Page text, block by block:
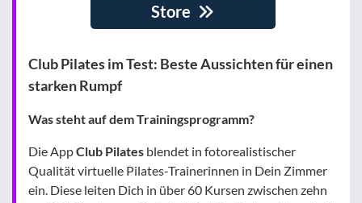
Store
Club Pilates im Test: Beste Aussichten für einen
starken Rumpf
Was steht auf dem Trainingsprogramm?
Die AppClub Pilates blendet in fotorealistischer
Qualität virtuelle Pilates-Trainerinnen in Dein Zimmer
ein. Diese leiten Dich in über 60 Kursen zwischen zehn